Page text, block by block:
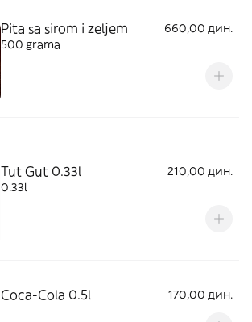
Pita sa sirom i zeljem
660,00 дин.
500 grama
Tut Gut 0.33l
210,00 дин.
0.33l
Coca-Cola 0.5l 170,00 дин.